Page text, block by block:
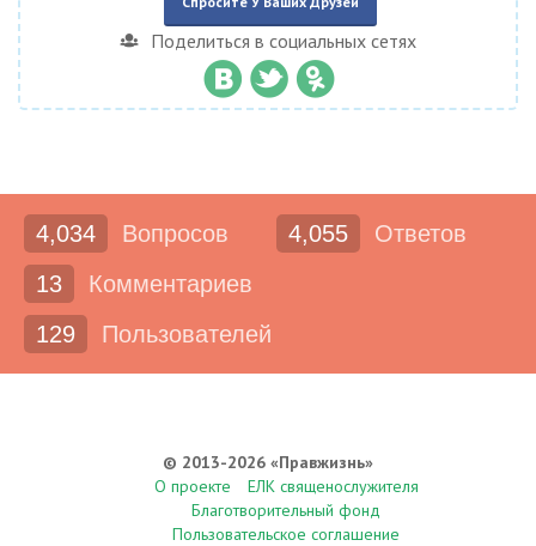
Поделиться в социальных сетях
4,034 Вопросов 4,055
Ответов
13
Комментариев
129
Пользователей
© 2013-2026 «Правжизнь»
О проекте
ЕЛК священослужителя
Благотворительный фонд
Пользовательское соглашение